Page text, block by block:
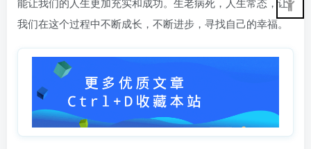
我们在这个过程中不断成长，不断进步，寻找自己的幸福。